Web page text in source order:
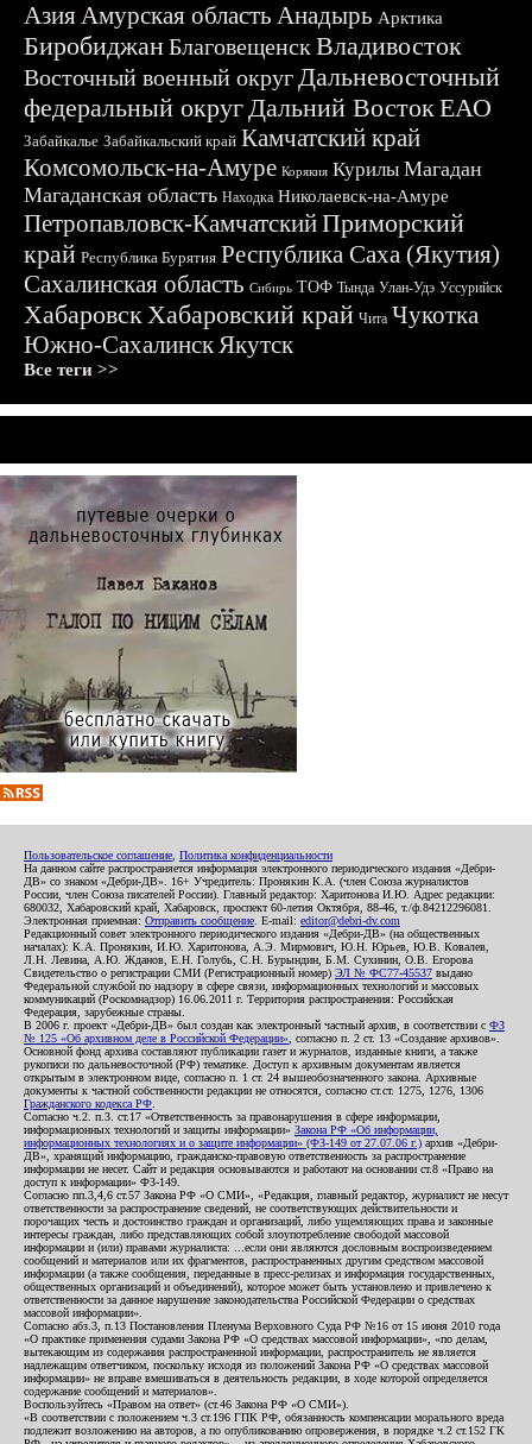
АзияАмурская область Анадырь Арктика
БиробиджанБлаговещенскВладивосток
Восточный военный округДальневосточный
федеральный округДальний ВостокЕАО
Забайкалье Забайкальский край Камчатский край
Комсомольск-на-Амуре Корякия Курилы Магадан
Магаданская область Находка Николаевск-на-Амуре
Петропавловск-КамчатскийПриморский
край Республика Бурятия Республика Саха (Якутия)
Сахалинская область Сибирь ТОФ Тында Улан-Удэ Уссурийск
ХабаровскХабаровский край Чита Чукотка
Южно-СахалинскЯкутск
Все теги >>
Пользовательское соглашение Политика конфиденциальности
На данном сайте распространяется информация электронного периодического издания «Дебри-
ДВ» со знаком «Дебри-ДВ». 16+ Учредитель: Пронякин К.А. (член Союза журналистов
России, член Союза писателей России). Главный редактор: Харитонова И.Ю. Адрес редакции:
680032, Хабаровский край, Хабаровск, проспект 60-летия Октября, 88-46, т./ф.84212296081.
Электронная приемная: Отправить сообщение . E-mail: editor@debri-dv.com
Редакционный совет электронного периодического издания «Дебри-ДВ» (на общественных
началах): К.А. Пронякин, И.Ю. Харитонова, А.Э. Мирмович, Ю.Н. Юрьев, Ю.В. Ковалев,
Л.Н. Левина, А.Ю. Жданов, Е.Н. Голубь, С.Н. Бурындин, Б.М. Сухинин, О.В. Егорова
Свидетельство о регистрации СМИ (Регистрационный номер) ЭЛ № ФС77-45537 выдано
Федеральной службой по надзору в сфере связи, информационных технологий и массовых
коммуникаций (Роскомнадзор) 16.06.2011 г. Территория распространения: Российская
Федерация, зарубежные страны.
В 2006 г. проект «Дебри-ДВ» был создан как электронный частный архив, в соответствии с ФЗ
№ 125 «Об архивном деле в Российской Федерации» , согласно п. 2 ст. 13 «Создание архивов».
Основной фонд архива составляют публикации газет и журналов, изданные книги, а также
рукописи по дальневосточной (РФ) тематике. Доступ к архивным документам является
открытым в электронном виде, согласно п. 1 ст. 24 вышеобозначенного закона. Архивные
документы к частной собственности редакции не относятся, согласно ст.ст. 1275, 1276, 1306
Гражданского кодекса РФ
Согласно ч.2. п.3. ст.17 «Ответственность за правонарушения в сфере информации,
информационных технологий и защиты информации» Закона РФ «Об информации,
информационных технологиях и о защите информации» (ФЗ-149 от 27.07.06 г.) архив «Дебри-
ДВ», хранящий информацию, гражданско-правовую ответственность за распространение
информации не несет. Сайт и редакция основываются и работают на основании ст.8 «Право на
доступ к информации» ФЗ-149.
Согласно пп.3,4,6 ст.57 Закона РФ «О СМИ», «Редакция, главный редактор, журналист не несут
ответственности за распространение сведений, не соответствующих действительности и
порочащих честь и достоинство граждан и организаций, либо ущемляющих права и законные
интересы граждан, либо представляющих собой злоупотребление свободой массовой
информации и (или) правами журналиста: ...если они являются дословным воспроизведением
сообщений и материалов или их фрагментов, распространенных другим средством массовой
информации (а также сообщения, переданные в пресс-релизах и информация государственных,
общественных организаций и объединений), которое может быть установлено и привлечено к
ответственности за данное нарушение законодательства Российской Федерации о средствах
массовой информации».
Согласно абз.3, п.13 Постановления Пленума Верховного Суда РФ №16 от 15 июня 2010 года
«О практике применения судами Закона РФ «О средствах массовой информации», «по делам,
вытекающим из содержания распространенной информации, распространитель не является
надлежащим ответчиком, поскольку исходя из положений Закона РФ «О средствах массовой
информации» не вправе вмешиваться в деятельность редакции, в ходе которой определяется
содержание сообщений и материалов».
Воспользуйтесь «Правом на ответ» (ст.46 Закона РФ «О СМИ»).
«В соответствии с положением ч.3 ст.196 ГПК РФ, обязанность компенсации морального вреда
подлежит возложению на авторов, а по опубликованию опровержения, в порядке ч.2 ст.152 ГК